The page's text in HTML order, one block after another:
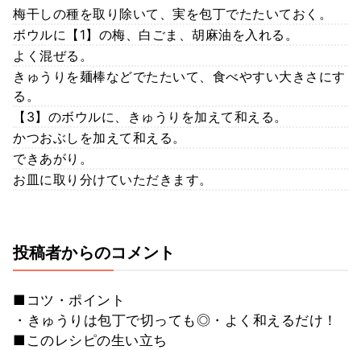
梅干しの種を取り除いて、実を包丁でたたいておく。
ボウルに【1】の梅、白ごま、胡麻油を入れる。
よく混ぜる。
きゅうりを麺棒などでたたいて、食べやすい大きさにす
る。
【3】のボウルに、きゅうりを加えて和える。
かつおぶしを加えて和える。
できあがり。
お皿に取り分けていただきます。
投稿者からのコメント
■コツ・ポイント
・きゅうりは包丁で切っても◎・よく和えるだけ！
■このレシピの生い立ち